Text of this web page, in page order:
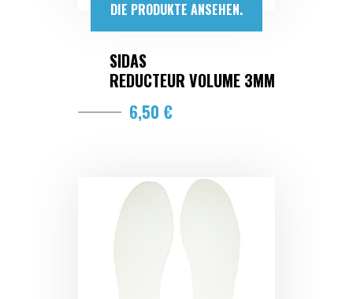
DIE PRODUKTE ANSEHEN.
SIDAS
REDUCTEUR VOLUME 3MM
6,50 €